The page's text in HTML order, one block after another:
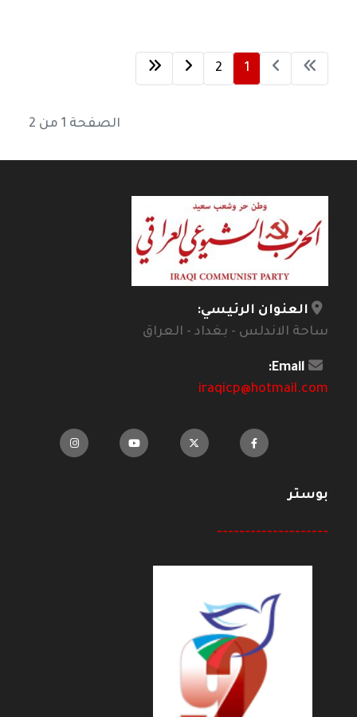
1
2
الصفحة 1 من 2
العنوان الرئيسي:
ساحة الاندلس - بغداد - العراق
Email:
iraqicp@hotmail.com
بوستر
--------------------